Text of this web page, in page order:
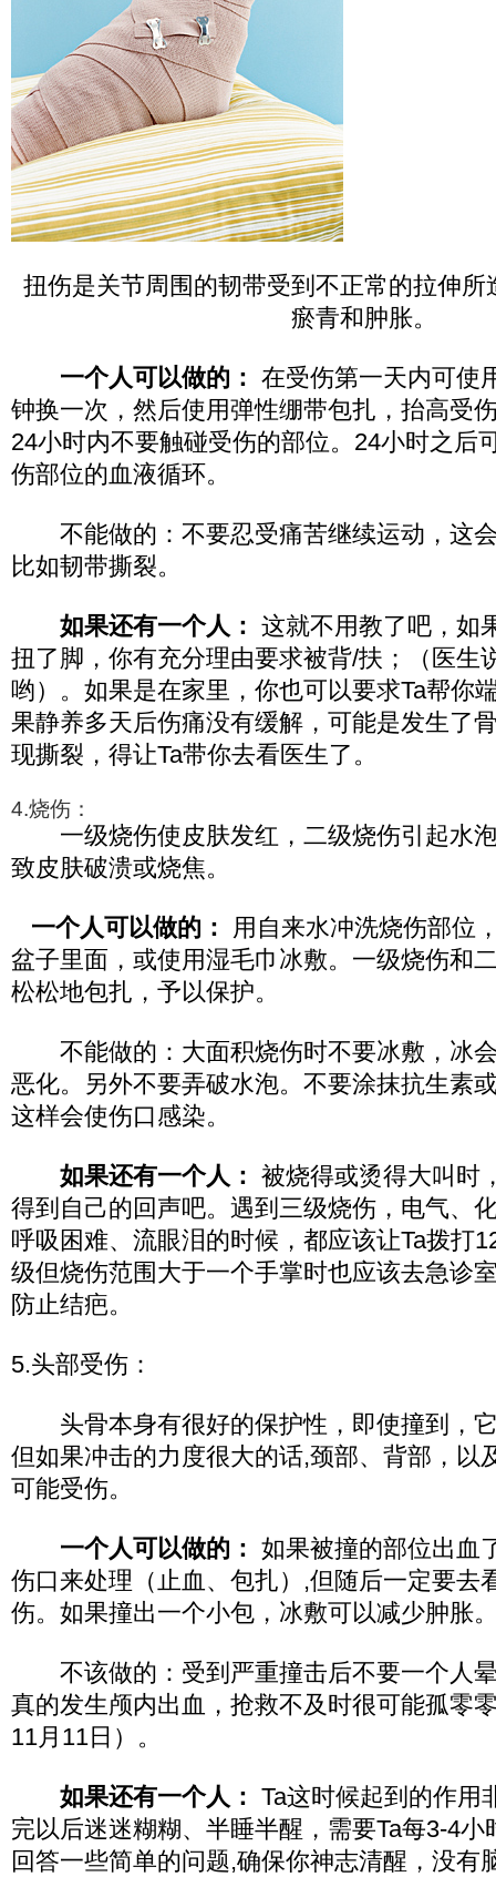
扭伤是关节周围的韧带受到不正常的拉伸所
瘀青和肿胀。
一个人可以做的： 在受伤第一天内可使
钟换一次，然后使用弹性绷带包扎，抬高受
24小时内不要触碰受伤的部位。24小时之后
伤部位的血液循环。
不能做的：不要忍受痛苦继续运动，这
比如韧带撕裂。
如果还有一个人： 这就不用教了吧，如
扭了脚，你有充分理由要求被背/扶；（医生
哟）。如果是在家里，你也可以要求Ta帮你
果静养多天后伤痛没有缓解，可能是发生了
现撕裂，得让Ta带你去看医生了。
4.烧伤：
一级烧伤使皮肤发红，二级烧伤引起水
致皮肤破溃或烧焦。
一个人可以做的：
用自来水冲洗烧伤部位
盆子里面，或使用湿毛巾冰敷。一级烧伤和
松松地包扎，予以保护。
不能做的：大面积烧伤时不要冰敷，冰
恶化。另外不要弄破水泡。不要涂抹抗生素
这样会使伤口感染。
如果还有一个人： 被烧得或烫得大叫时
得到自己的回声吧。遇到三级烧伤，电气、
呼吸困难、流眼泪的时候，都应该让Ta拨打
级但烧伤范围大于一个手掌时也应该去急诊
防止结疤。
5.头部受伤：
头骨本身有很好的保护性，即使撞到，
但如果冲击的力度很大的话,颈部、背部，以
可能受伤。
一个人可以做的： 如果被撞的部位出血
伤口来处理（止血、包扎）,但随后一定要去
伤。如果撞出一个小包，冰敷可以减少肿胀
不该做的：受到严重撞击后不要一个人
真的发生颅内出血，抢救不及时很可能孤零
11月11日）。
如果还有一个人： Ta这时候起到的作用
完以后迷迷糊糊、半睡半醒，需要Ta每3-4
回答一些简单的问题,确保你神志清醒，没有